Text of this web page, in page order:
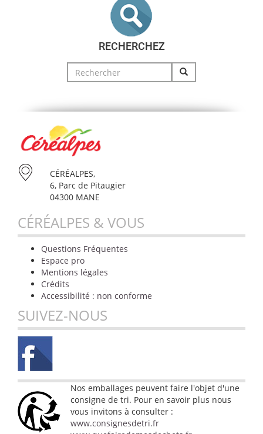
RECHERCHEZ
Search
for:
CÉRÉALPES,
6, Parc de Pitaugier
04300 MANE
CÉRÉALPES & VOUS
Questions Fréquentes
Espace pro
Mentions légales
Crédits
Accessibilité : non conforme
SUIVEZ-NOUS
Nos emballages peuvent faire l'objet d'une
consigne de tri. Pour en savoir plus nous
vous invitons à consulter :
www.consignesdetri.fr